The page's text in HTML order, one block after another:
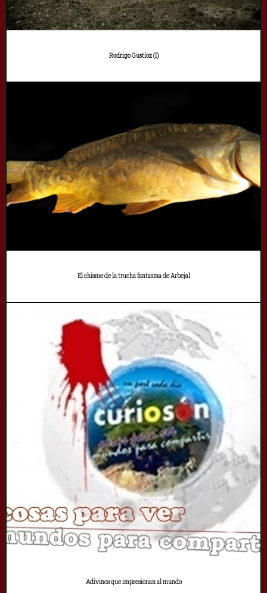
Rodrigo Gustioz (I)
El chisme de la trucha fantasma de Arbejal
Adivinos que impresionan al mundo